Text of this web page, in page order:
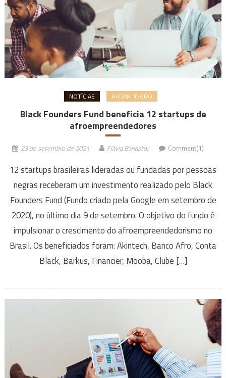
NOTÍCIAS RADAR NEGRO
Black Founders Fund beneficia 12 startups de
afroempreendedores
23 de setembro de 2021 Flávia Banastor Comment(1)
12 startups brasileiras lideradas ou fundadas por pessoas
negras receberam um investimento realizado pelo Black
Founders Fund (Fundo criado pela Google em setembro de
2020), no último dia 9 de setembro. O objetivo do fundo é
impulsionar o crescimento do afroempreendedorismo no
Brasil. Os beneficiados foram: Akintech, Banco Afro, Conta
Black, Barkus, Financier, Mooba, Clube […]